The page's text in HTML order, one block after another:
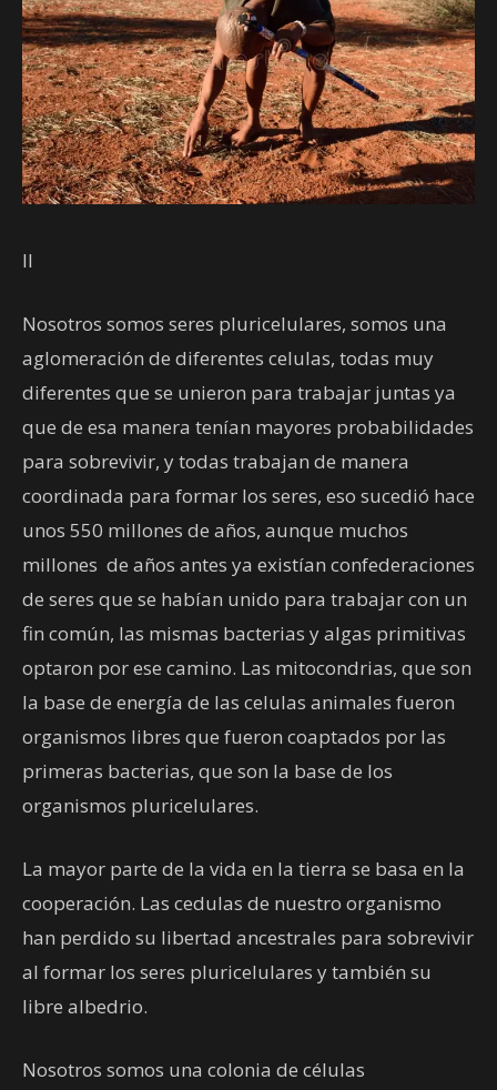
II
Nosotros somos seres pluricelulares, somos una
aglomeración de diferentes celulas, todas muy
diferentes que se unieron para trabajar juntas ya
que de esa manera tenían mayores probabilidades
para sobrevivir, y todas trabajan de manera
coordinada para formar los seres, eso sucedió hace
unos 550 millones de años, aunque muchos
millones de años antes ya existían confederaciones
de seres que se habían unido para trabajar con un
fin común, las mismas bacterias y algas primitivas
optaron por ese camino. Las mitocondrias, que son
la base de energía de las celulas animales fueron
organismos libres que fueron coaptados por las
primeras bacterias, que son la base de los
organismos pluricelulares.
La mayor parte de la vida en la tierra se basa en la
cooperación. Las cedulas de nuestro organismo
han perdido su libertad ancestrales para sobrevivir
al formar los seres pluricelulares y también su
libre albedrio.
Nosotros somos una colonia de células